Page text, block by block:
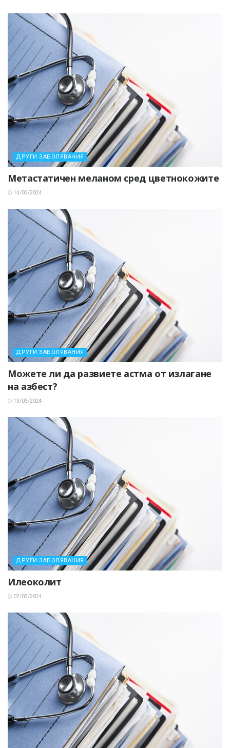
ДРУГИ ЗАБОЛЯВАНИЯ
Метастатичен меланом сред цветнокожите
14/03/2024
ДРУГИ ЗАБОЛЯВАНИЯ
Можете ли да развиете астма от излагане
на азбест?
13/03/2024
ДРУГИ ЗАБОЛЯВАНИЯ
Илеоколит
07/03/2024